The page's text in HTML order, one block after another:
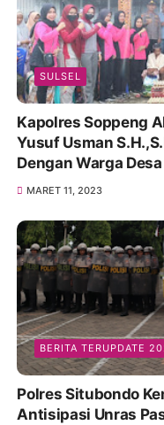
SULSEL
Kapolres Soppeng
Yusuf Usman
Dengan Warga
MARET 11, 2023
BERITA TERUPDATE
Polres Situbondo
Antisipasi Unras